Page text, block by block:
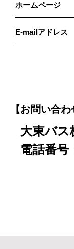
ホームページ
E-mailアドレス
【お問い合わ
大東バス
電話番号